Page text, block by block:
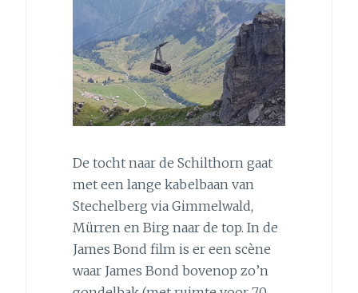
De tocht naar de Schilthorn gaat
met een lange kabelbaan van
Stechelberg via Gimmelwald,
Mürren en Birg naar de top. In de
James Bond film is er een scène
waar James Bond bovenop zo’n